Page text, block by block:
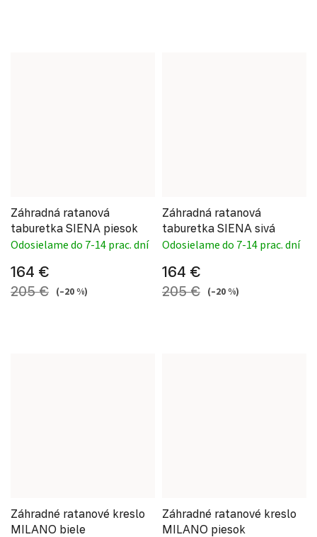
Záhradná ratanová
taburetka SIENA piesok
Odosielame do 7-14 prac. dní
164 €
205 € (–20 %)
Záhradná ratanová
taburetka SIENA sivá
Odosielame do 7-14 prac. dní
164 €
205 € (–20 %)
Záhradné ratanové kreslo
MILANO biele
Záhradné ratanové kreslo
MILANO piesok